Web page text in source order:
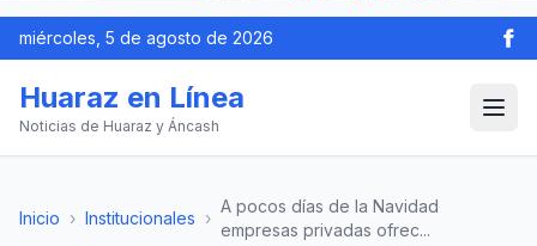
miércoles, 5 de agosto de 2026
Huaraz en Línea
Noticias de Huaraz y Áncash
Inicio › Institucionales ›
A pocos días de la Navidad
empresas privadas ofrec...